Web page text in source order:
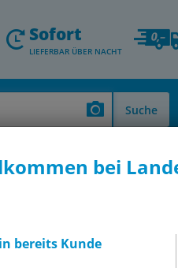
bei
bereits Kunde
Sofort
LIEFERBAR ÜBER NACHT
Suche
& Schlauchtüllen)